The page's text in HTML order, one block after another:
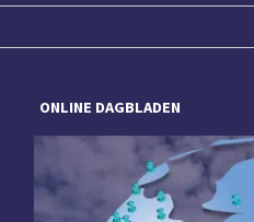
ONLINE DAGBLADEN